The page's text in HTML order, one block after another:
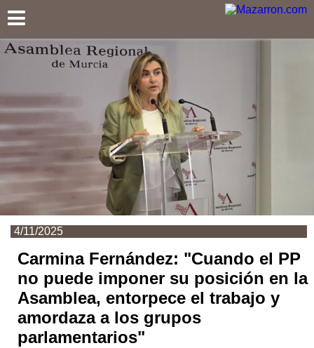
4/11/2025
Carmina Fernández: "Cuando el PP
no puede imponer su posición en la
Asamblea, entorpece el trabajo y
amordaza a los grupos
parlamentarios"